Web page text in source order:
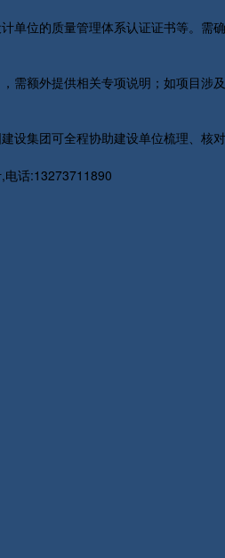
单位的质量管理体系认证证书等。
额外提供相关专项说明；如项目
集团可全程协助建设单位梳理、
电话:13273711890